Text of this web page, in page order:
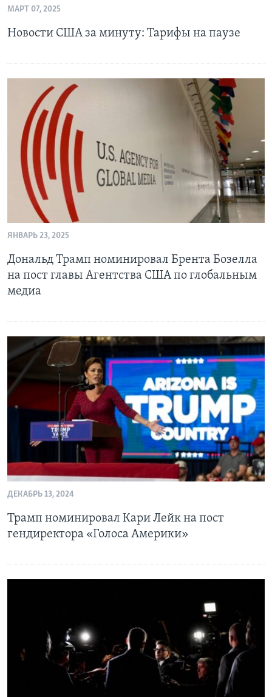
Языки
МАРТ 07, 2025
Новости США за минуту: Тарифы на паузе
ЯНВАРЬ 23, 2025
Дональд Трамп номинировал Брента Бозелла
на пост главы Агентства США по глобальным
медиа
ДЕКАБРЬ 13, 2024
Трамп номинировал Кари Лейк на пост
гендиректора «Голоса Америки»